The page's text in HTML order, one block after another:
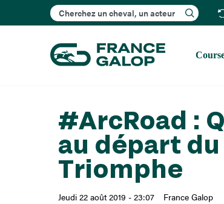
Rechercher
#ArcRoad :
au départ du
Triomphe
Jeudi 22 août 2019 - 23:07 France Galop